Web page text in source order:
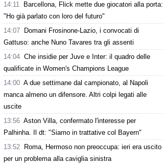
14:11
Barcellona, Flick mette due giocatori alla porta:
"Ho già parlato con loro del futuro"
14:07
Domani Frosinone-Lazio, i convocati di
Gattuso: anche Nuno Tavares tra gli assenti
14:04 Che insidie per Juve e Inter: il quadro delle
qualificate in Women's Champions League
14:00 A due settimane dal campionato, al Napoli
manca almeno un difensore. Altri colpi legati alle
uscite
13:56 Aston Villa, confermato l'interesse per
Palhinha. Il dt: "Siamo in trattative col Bayern"
13:52
Roma, Hermoso non preoccupa: ieri era uscito
per un problema alla caviglia sinistra